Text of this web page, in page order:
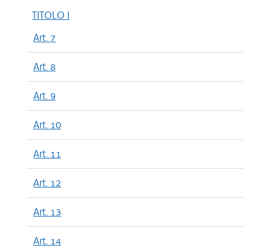
TITOLO I
Art. 7
Art. 8
Art. 9
Art. 10
Art. 11
Art. 12
Art. 13
Art. 14